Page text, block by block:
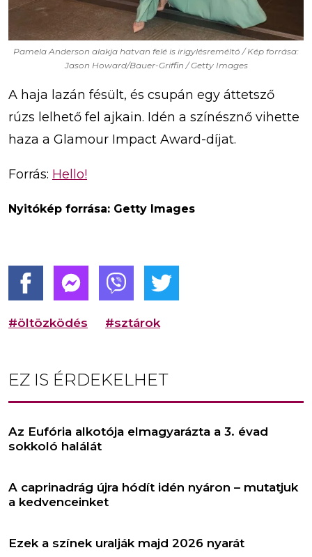
Pamela Anderson alakja hatvan felé is irigylésreméltó / Kép forrása:
Jason Howard/Bauer-Griffin / Getty Images
A haja lazán fésült, és csupán egy áttetsző
rúzs lelhető fel ajkain. Idén a színésznő vihette
haza a Glamour Impact Award-díjat.
Forrás: Hello!
Nyitókép forrása: Getty Images
#öltözködés #sztárok
EZ IS ÉRDEKELHET
Az Eufória alkotója elmagyarázta a 3. évad
sokkoló halálát
A caprinadrág újra hódít idén nyáron – mutatjuk
a kedvenceinket
Ezek a színek uralják majd 2026 nyarát